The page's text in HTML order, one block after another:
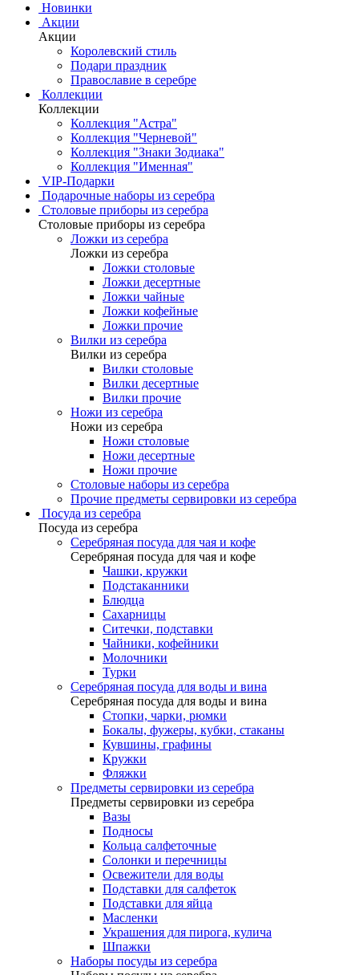
Новинки
Акции
Акции
Королевский стиль
Подари праздник
Православие в серебре
Коллекции
Коллекции
Коллекция "Астра"
Коллекция "Черневой"
Коллекция "Знаки Зодиака"
Коллекция "Именная"
VIP-Подарки
Подарочные наборы из серебра
Столовые приборы из серебра
Столовые приборы из серебра
Ложки из серебра
Ложки из серебра
Ложки столовые
Ложки десертные
Ложки чайные
Ложки кофейные
Ложки прочие
Вилки из серебра
Вилки из серебра
Вилки столовые
Вилки десертные
Вилки прочие
Ножи из серебра
Ножи из серебра
Ножи столовые
Ножи десертные
Ножи прочие
Столовые наборы из серебра
Прочие предметы сервировки из серебра
Посуда из серебра
Посуда из серебра
Серебряная посуда для чая и кофе
Серебряная посуда для чая и кофе
Чашки, кружки
Подстаканники
Блюдца
Сахарницы
Ситечки, подставки
Чайники, кофейники
Молочники
Турки
Серебряная посуда для воды и вина
Серебряная посуда для воды и вина
Стопки, чарки, рюмки
Бокалы, фужеры, кубки, стаканы
Кувшины, графины
Кружки
Фляжки
Предметы сервировки из серебра
Предметы сервировки из серебра
Вазы
Подносы
Кольца салфеточные
Солонки и перечницы
Освежители для воды
Подставки для салфеток
Подставки для яйца
Масленки
Украшения для пирога, кулича
Шпажки
Наборы посуды из серебра